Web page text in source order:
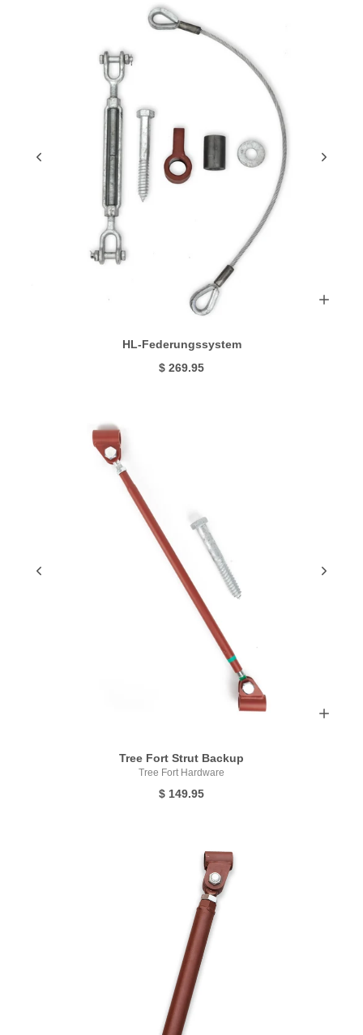
HL-Federungssystem
$ 269.95
Tree Fort Strut Backup
Tree Fort Hardware
$ 149.95